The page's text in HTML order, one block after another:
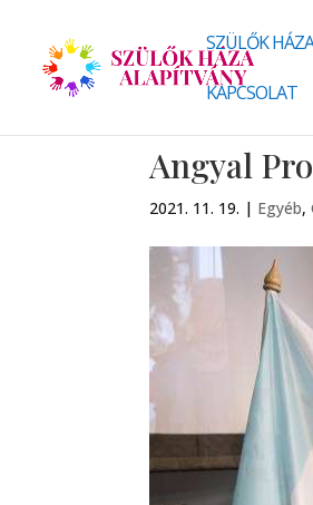
SZÜLŐK
KAPCSOLAT
Angyal
2021. 11. 19. | Egyéb,